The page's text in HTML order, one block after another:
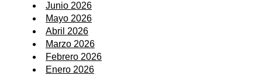
Junio 2026
Mayo 2026
Abril 2026
Marzo 2026
Febrero 2026
Enero 2026